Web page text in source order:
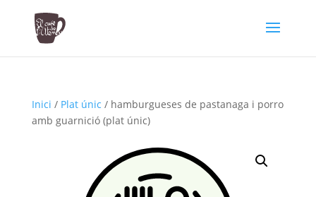
Inici / Plat únic / hamburgueses de pastanaga i porro
amb guarnició (plat únic)